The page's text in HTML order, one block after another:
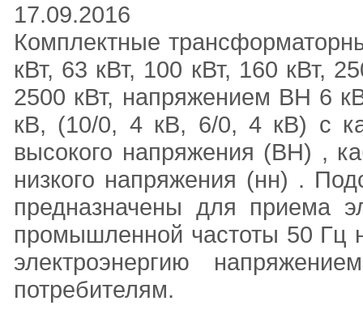
17.09.2016
Комплектные
кВт, 63 кВт, 100 кВт, 160 кВт,
2500 кВт, напряжением ВН 6
кВ, (10/0, 4 кВ, 6/0, 4 кВ) с
высокого напряжения (ВН) ,
низкого напряжения (нн) .
предназначены для приема
промышленной частоты 50 Гц
электроэнергию
потребителям.